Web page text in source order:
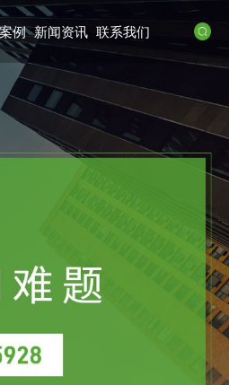
例 新闻资讯 联系我们